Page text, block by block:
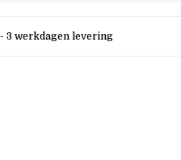
- 3 werkdagen levering